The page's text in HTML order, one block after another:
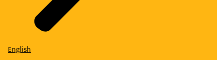
English